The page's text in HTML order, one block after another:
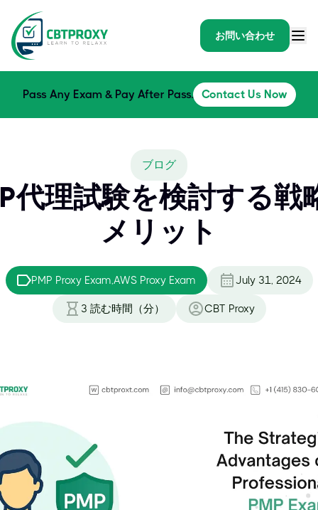
お問い合わせ
Pass Any Exam & Pay After Pass. Contact Us Now
ブログ
代理試験を検討する戦
メリット
PMP Proxy Exam,AWS Proxy Exam July 31, 2024
3 読む時間（分） CBT Proxy